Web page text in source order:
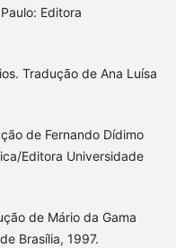
Editora
Tradução de Ana Luísa
de Fernando Dídimo
Editora Universidade
de Mário da Gama
Brasília, 1997.